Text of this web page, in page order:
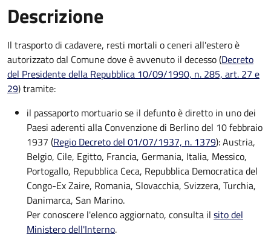
Descrizione
Il trasporto di cadavere, resti mortali o ceneri all'estero è
autorizzato dal Comune dove è avvenuto il decesso (Decreto
del Presidente della Repubblica 10/09/1990, n. 285, art. 27 e
29) tramite:
il passaporto mortuario se il defunto è diretto in uno dei
Paesi aderenti alla Convenzione di Berlino del 10 febbraio
1937 (Regio Decreto del 01/07/1937, n. 1379): Austria,
Belgio, Cile, Egitto, Francia, Germania, Italia, Messico,
Portogallo, Repubblica Ceca, Repubblica Democratica del
Congo-Ex Zaire, Romania, Slovacchia, Svizzera, Turchia,
Danimarca, San Marino.
Per conoscere l'elenco aggiornato, consulta il sito del
Ministero dell'Interno.